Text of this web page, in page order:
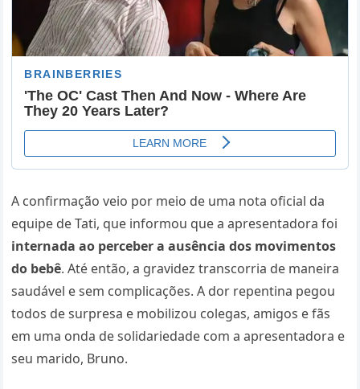
A confirmação veio por meio de uma nota oficial da
equipe de Tati, que informou que a apresentadora foi
internada ao perceber a ausência dos movimentos
do bebê. Até então, a gravidez transcorria de maneira
saudável e sem complicações. A dor repentina pegou
todos de surpresa e mobilizou colegas, amigos e fãs
em uma onda de solidariedade com a apresentadora e
seu marido, Bruno.